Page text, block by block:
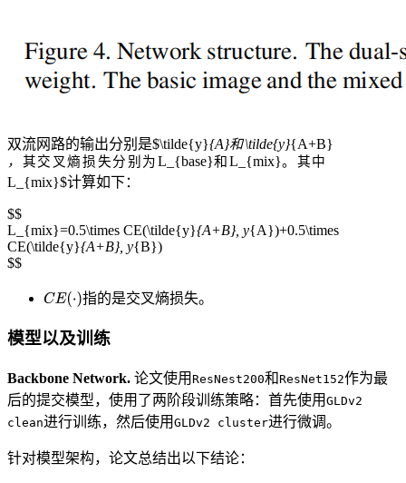
双流网路的输出分别是$\tilde{y}{A}和\tilde{y}{A+B}
， 其交 叉 熵损失分别 为L_{base}和 L_{mix}。 其中
L_{mix}$计算如下：
$$
L_{mix}=0.5\times CE(\tilde{y}{A+B}, y{A})+0.5\times
CE(\tilde{y}{A+B}, y{B})
$$
指的是交叉熵损失。
模型以及训练
Backbone Network. 论文使用 ResNest200和ResNet152作为最
后的提交模型，使用了两阶段训练策略：首先使用 GLDv2
clean进行训练，然后使用 GLDv2 cluster进行微调。
针对模型架构，论文总结出以下结论：